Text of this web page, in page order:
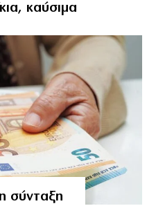
καύσιμα
σύνταξη